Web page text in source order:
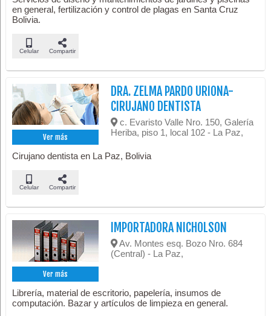
en general, fertilización y control de plagas en Santa Cruz
Bolivia.
Celular Compartir
Ver más
DRA. ZELMA PARDO URIONA-
CIRUJANO DENTISTA
c. Evaristo Valle Nro. 150, Galería
Heriba, piso 1, local 102 - La Paz,
Cirujano dentista en La Paz, Bolivia
Celular Compartir
Ver más
IMPORTADORA NICHOLSON
Av. Montes esq. Bozo Nro. 684
(Central) - La Paz,
Librería, material de escritorio, papelería, insumos de
computación. Bazar y artículos de limpieza en general.